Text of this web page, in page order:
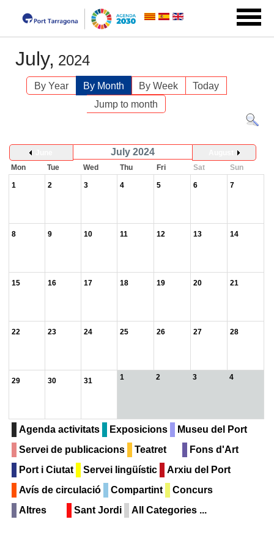
July, 2024
By Year By Month By Week
Today
Jump to month
July 2024
Mon
Tue Wed Thu Fri Sat Sun
1 2 3 4 5 6 7
8 9 10 11 12 13 14
15 16 17 18 19 20 21
22 23 24 25 26 27 28
29 30 31 1 2 3 4
Agenda activitats Exposicions
Museu del Port
Servei de publicacions
Teatret
Fons d'Art
Port i Ciutat
Servei lingüístic
Arxiu del Port
Avís de circulació
Compartint
Concurs
Altres
Sant Jordi All Categories ...